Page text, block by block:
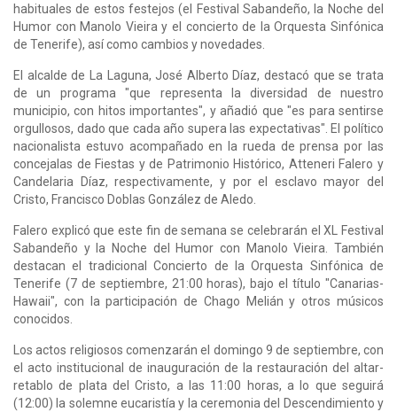
habituales de estos festejos (el Festival Sabandeño, la Noche del
Humor con Manolo Vieira y el concierto de la Orquesta Sinfónica
de Tenerife), así como cambios y novedades.
El alcalde de La Laguna, José Alberto Díaz, destacó que se trata
de un programa "que representa la diversidad de nuestro
municipio, con hitos importantes", y añadió que "es para sentirse
orgullosos, dado que cada año supera las expectativas". El político
nacionalista estuvo acompañado en la rueda de prensa por las
concejalas de Fiestas y de Patrimonio Histórico, Atteneri Falero y
Candelaria Díaz, respectivamente, y por el esclavo mayor del
Cristo, Francisco Doblas González de Aledo.
Falero explicó que este fin de semana se celebrarán el XL Festival
Sabandeño y la Noche del Humor con Manolo Vieira. También
destacan el tradicional Concierto de la Orquesta Sinfónica de
Tenerife (7 de septiembre, 21:00 horas), bajo el título "Canarias-
Hawaii", con la participación de Chago Melián y otros músicos
conocidos.
Los actos religiosos comenzarán el domingo 9 de septiembre, con
el acto institucional de inauguración de la restauración del altar-
retablo de plata del Cristo, a las 11:00 horas, a lo que seguirá
(12:00) la solemne eucaristía y la ceremonia del Descendimiento y